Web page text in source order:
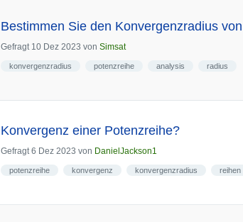
Bestimmen Sie den Konvergenzradius
Gefragt 10 Dez 2023 von Simsat
konvergenzradius potenzreihe analysis radius
Konvergenz einer Potenzreihe?
Gefragt 6 Dez 2023 von DanielJackson1
potenzreihe konvergenz konvergenzradius reihen